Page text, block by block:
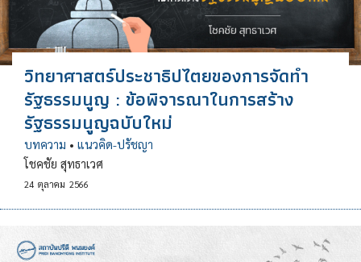
วิทยาศาสตร์ประชาธิปไตยของการจัดทำ
รัฐธรรมนูญ : ข้อพิจารณาในการสร้าง
รัฐธรรมนูญฉบับใหม่
บทความ • แนวคิด-ปรัชญา
โชคชัย สุทธาเวศ
24 ตุลาคม 2566